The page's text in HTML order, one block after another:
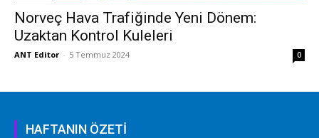
Norveç Hava Trafiğinde Yeni Dönem:
Uzaktan Kontrol Kuleleri
ANT Editor - 5 Temmuz 2024 0
HAFTANIN ÖZETİ